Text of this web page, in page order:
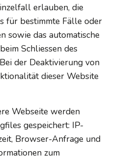
erlauben, die
für bestimmte Fälle oder
sowie das automatische
Schliessen des
der Deaktivierung von
dieser Website
Webseite werden
gespeichert: IP-
Browser-Anfrage und
zum